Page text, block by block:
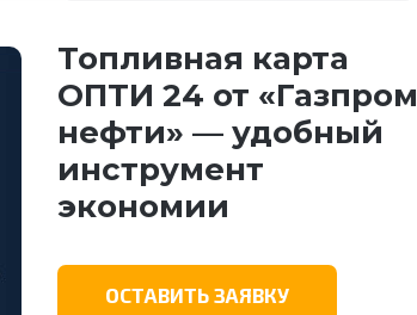
Топливная карта
ОПТИ 24 от «Газпром
нефти» — удобный
инструмент
экономии
ОСТАВИТЬ ЗАЯВКУ